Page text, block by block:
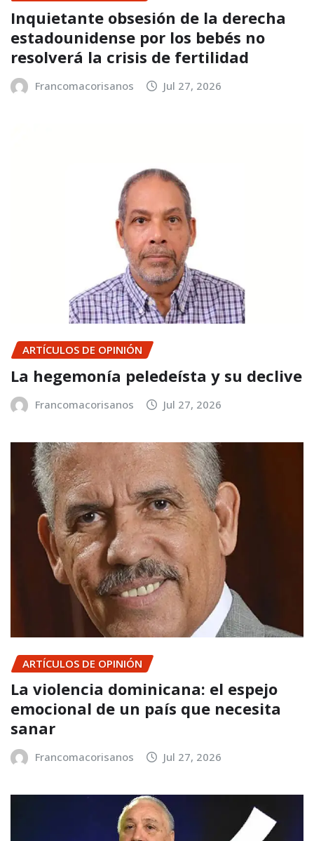
Inquietante obsesión de la derecha
estadounidense por los bebés no
resolverá la crisis de fertilidad
Francomacorisanos Jul 27, 2026
ARTÍCULOS DE OPINIÓN
La hegemonía peledeísta y su declive
Francomacorisanos Jul 27, 2026
ARTÍCULOS DE OPINIÓN
La violencia dominicana: el espejo
emocional de un país que necesita
sanar
Francomacorisanos Jul 27, 2026